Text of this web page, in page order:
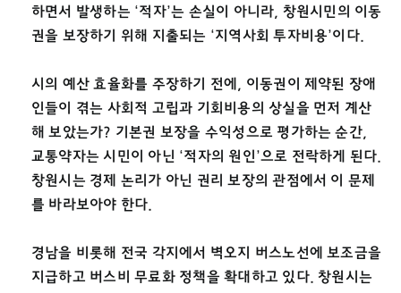
하면서 발생하는 ‘적자’는 손실이 아니라, 창원시민의 이동
권을 보장하기 위해 지출되는 ‘지역사회 투자비용’이다.
시의 예산 효율화를 주장하기 전에, 이동권이 제약된 장애
인들이 겪는 사회적 고립과 기회비용의 상실을 먼저 계산
해 보았는가? 기본권 보장을 수익성으로 평가하는 순간,
교통약자는 시민이 아닌 ‘적자의 원인’으로 전락하게 된다.
창원시는 경제 논리가 아닌 권리 보장의 관점에서 이 문제
를 바라보아야 한다.
경남을 비롯해 전국 각지에서 벽오지 버스노선에 보조금을
지급하고 버스비 무료화 정책을 확대하고 있다. 창원시는